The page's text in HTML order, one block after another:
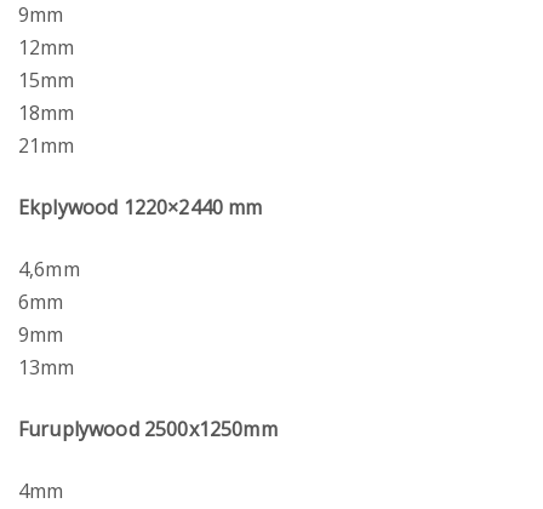
9mm
12mm
15mm
18mm
21mm
Ekplywood 1220×2440 mm
4,6mm
6mm
9mm
13mm
Furuplywood 2500x1250mm
4mm